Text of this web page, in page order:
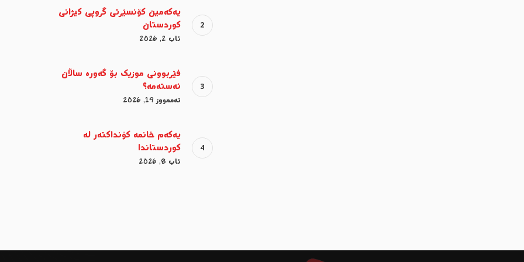
یەکەمین کۆنسێرتی گروپی کیژانی
کوردستان
ئاب 2, 2026
فێربوونی موزیک بۆ گەورە ساڵان
ئەستەمە؟
تەممووز 19, 2026
یەکەم خانمە کۆنداکتەر لە
کوردستاندا
ئاب 8, 2026